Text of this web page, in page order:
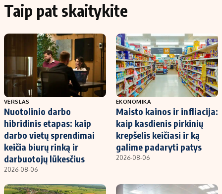
Taip pat skaitykite
VERSLAS
Nuotolinio darbo
hibridinis etapas: kaip
darbo vietų sprendimai
keičia biurų rinką ir
darbuotojų lūkesčius
2026-08-06
EKONOMIKA
Maisto kainos ir infliacija:
kaip kasdienis pirkinių
krepšelis keičiasi ir ką
galime padaryti patys
2026-08-06